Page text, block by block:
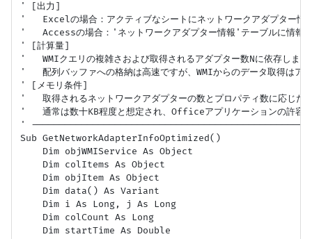
' [出力]
'   Excelの場合：アクティブなシートにネットワークアダプター情
'   Accessの場合：'ネットワークアダプター情報'テーブルに情報
' [計算量]
'   WMIクエリの複雑さおよび取得されるアダプター数Nに依存し
'   配列バッファへの格納は高速ですが、WMIからのデータ取得はア
' [メモリ条件]
'   取得されるネットワークアダプターの数とプロパティ数に応じた
'   通常は数十KB程度と想定され、Officeアプリケーションの許容
'
Sub GetNetworkAdapterInfoOptimized()
    Dim objWMIService As Object
    Dim colItems As Object
    Dim objItem As Object
    Dim data() As Variant
    Dim i As Long, j As Long
    Dim colCount As Long
    Dim startTime As Double